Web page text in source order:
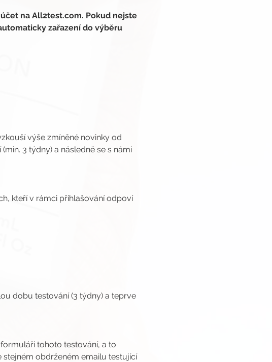
na All2test.com. Pokud nejste
zařazení do výběru
výše zmíněné novinky od
3 týdny) a následně se s námi
kteří v rámci přihlašování odpoví
dobu testování (3 týdny) a teprve
tohoto testování, a to
stejném obdrženém emailu testující